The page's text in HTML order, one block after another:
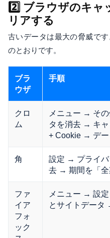
2️⃣ ブラウザのキャ
リアする
古いデータは最大の脅威で
のとおりです。
ブラ
ウザ
手順
クロ
ム
メニュー → そ
タを消去 → キ
+ Cookie → デー
角
設定 → プライ
去 → 期間を「全
ファ
イア
フォ
ック
メニュー → 設
とサイトデータ